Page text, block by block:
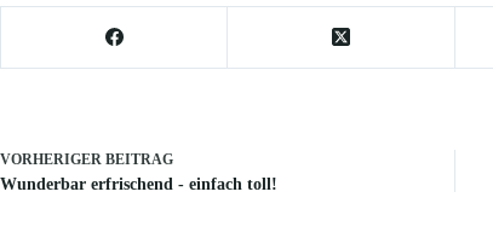
VORHERIGER BEITRAG
Wunderbar erfrischend - einfach toll!